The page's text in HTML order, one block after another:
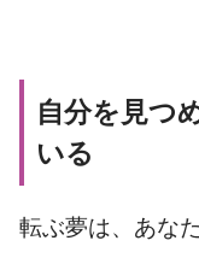
自分を見つ
いる
転ぶ夢は、あな